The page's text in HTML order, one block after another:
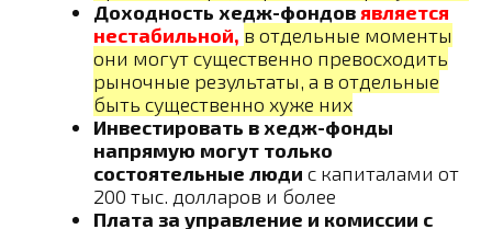
Доходность хедж-фондов является
нестабильной, в отдельные моменты
они могут существенно превосходить
рыночные результаты, а в отдельные
быть существенно хуже них
Инвестировать в хедж-фонды
напрямую могут только
состоятельные люди с капиталами от
200 тыс. долларов и более
Плата за управление и комиссии с